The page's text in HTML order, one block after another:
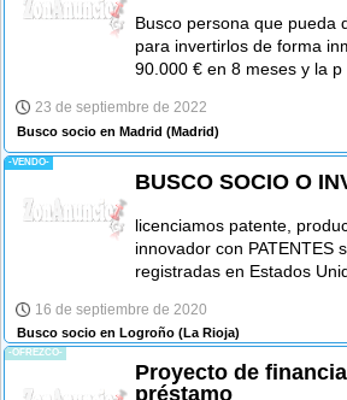
Busco persona que pueda
para invertirlos de forma
90.000 € en 8 meses y la p
23 de septiembre de 2022
Busco socio en Madrid (Madrid)
-VENDO-
BUSCO SOCIO O
licenciamos patente,
innovador con PATENTES
registradas en Estados
16 de septiembre de 2020
Busco socio en Logroño (La Rioja)
-OFREZCO-
Proyecto de
préstamo